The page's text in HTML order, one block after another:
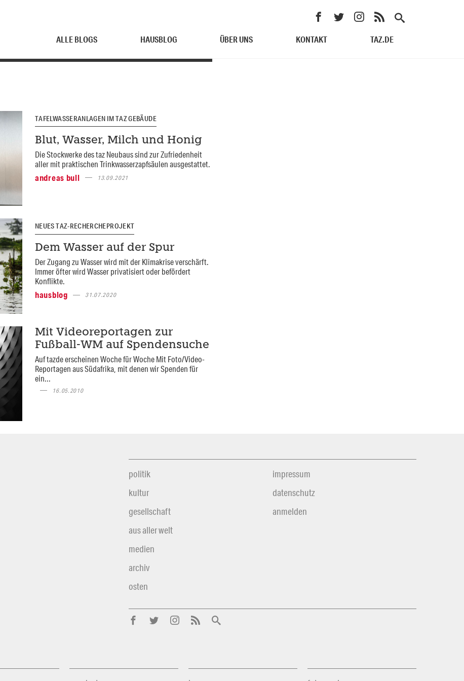
ALLE BLOGS HAUSBLOG ÜBER UNS KONTAKT TAZ.DE
TAFELWASSERANLAGEN IM TAZ GEBÄUDE
Blut, Wasser, Milch und Honig
Die Stockwerke des taz Neubaus sind zur Zufriedenheit
aller mit praktischen Trinkwasserzapfsäulen ausgestattet.
andreas bull
13.09.2021
NEUES TAZ-RECHERCHEPROJEKT
Dem Wasser auf der Spur
Der Zugang zu Wasser wird mit der Klimakrise verschärft.
Immer öfter wird Wasser privatisiert oder befördert
Konflikte.
hausblog
31.07.2020
Mit Videoreportagen zur
Fußball-WM auf Spendensuche
Auf tazde erscheinen Woche für Woche Mit Foto/Video-
Reportagen aus Südafrika, mit denen wir Spenden für
ein...
16.05.2010
politik
kultur
gesellschaft
aus aller welt
medien
archiv
osten
impressum
datenschutz
anmelden